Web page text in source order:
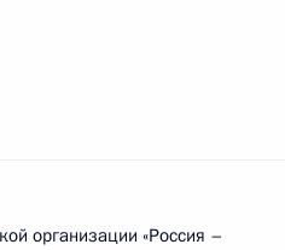
организации «Россия –